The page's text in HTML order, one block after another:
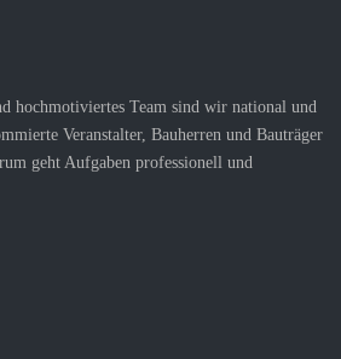
hochmotiviertes Team sind wir national und
Veranstalter, Bauherren und Bauträger
geht Aufgaben professionell und